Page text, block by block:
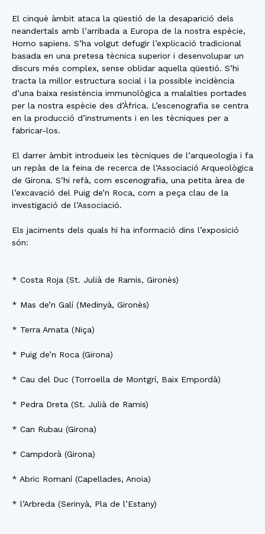
El cinquè àmbit ataca la qüestió de la desaparició dels
neandertals amb l’arribada a Europa de la nostra espècie,
Homo sapiens. S’ha volgut defugir l’explicació tradicional
basada en una pretesa tècnica superior i desenvolupar un
discurs més complex, sense oblidar aquella qüestió. S’hi
tracta la millor estructura social i la possible incidència
d’una baixa resistència immunològica a malalties portades
per la nostra espècie des d’Àfrica. L’escenografia se centra
en la producció d’instruments i en les tècniques per a
fabricar-los.
El darrer àmbit introdueix les tècniques de l’arqueologia i fa
un repàs de la feina de recerca de l’Associació Arqueològica
de Girona. S’hi refà, com escenografia, una petita àrea de
l’excavació del Puig de’n Roca, com a peça clau de la
investigació de l’Associació.
Els jaciments dels quals hi ha informació dins l’exposició
són:
* Costa Roja (St. Julià de Ramis, Gironès)
* Mas de’n Galí (Medinyà, Gironès)
* Terra Amata (Niça)
* Puig de’n Roca (Girona)
* Cau del Duc (Torroella de Montgrí, Baix Empordà)
* Pedra Dreta (St. Julià de Ramis)
* Can Rubau (Girona)
* Campdorà (Girona)
* Abric Romaní (Capellades, Anoia)
* l’Arbreda (Serinyà, Pla de l’Estany)